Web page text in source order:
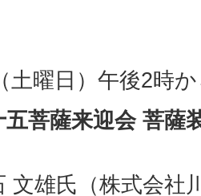
土曜日）午後2時
五菩薩来迎会 菩薩
文雄氏（株式会社